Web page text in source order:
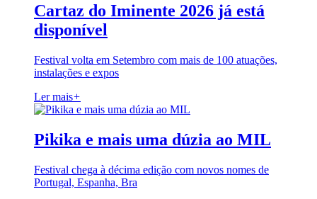
Cartaz do Iminente 2026 já está
disponível
Festival volta em Setembro com mais de 100 atuações,
instalações e expos
Ler mais+
Pikika e mais uma dúzia ao MIL
Festival chega à décima edição com novos nomes de
Portugal, Espanha, Bra